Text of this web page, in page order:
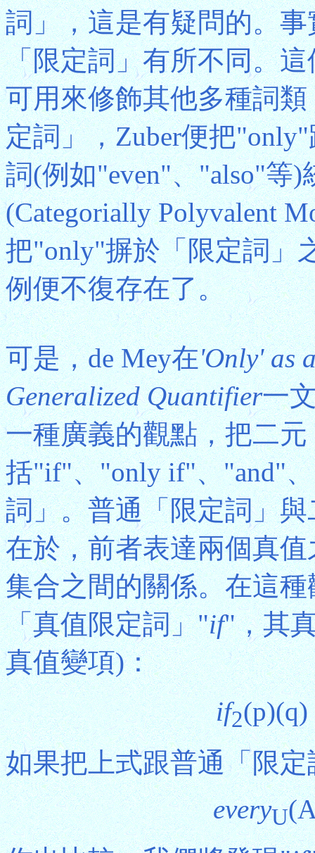
詞」，這是有疑問的。
「限定詞」有所不同。
可用來修飾其他多種詞
定詞」，Zuber便把
詞(例如"even"、"also"等
(Categorially Polyvalent
把"only"摒於「限定詞」
例便不復存在了。
可是，de Mey在'Only' as
Generalized Quantifier一
一種廣義的觀點，把二
括"if"、"only if"、"and"
詞」。普通「限定詞」
在於，前者表達兩個真
集合之間的關係。在這
「真值限定詞」"if"，其
真值變項)：
if2
如果把上式跟普通「限
everyU